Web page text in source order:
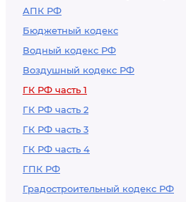
АПК РФ
Бюджетный кодекс
Водный кодекс РФ
Воздушный кодекс РФ
ГК РФ часть 1
ГК РФ часть 2
ГК РФ часть 3
ГК РФ часть 4
ГПК РФ
Градостроительный кодекс РФ